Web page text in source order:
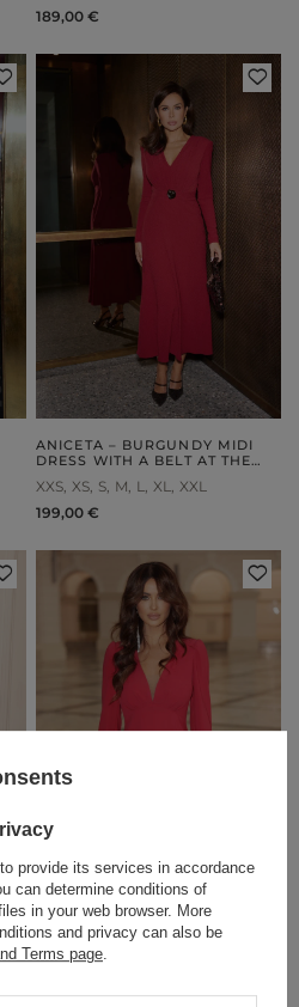
189,00 €
ANICETA – BURGUNDY MIDI
DRESS WITH A BELT AT THE
XXS XS S M L XL XXL
199,00 €
HOSHI - RED FRILLY DRESS
provide its services in accordance
can determine conditions of
in your web browser. More
and privacy can also be
Terms page